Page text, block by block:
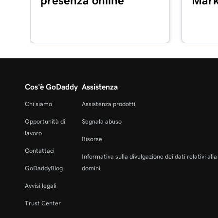
Lezione 18 (di 20)
Elabora una transazione utilizzando un codice QR
Lezione 20 (di 20)
Cos'è GoDaddy
Chi siamo
Opportunità di
lavoro
Contattaci
GoDaddyBlog
Avvisi legali
Trust Center
Assistenza
Assistenza prodotti
Segnala abuso
Risorse
Informativa sulla divulgazione dei dati relativi
domini